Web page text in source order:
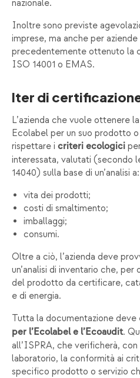
nazionale.
Inoltre sono previste
imprese, ma anche per aziende
precedentemente ottenuto la
ISO 14001 o EMAS.
Iter di
L’azienda che vuole ottenere
Ecolabel per un suo prodotto
rispettare i criteri ecologici
interessata, valutati (secondo
14040) sulla base di un’analisi a:
vita dei prodotti;
costi di smaltimento;
imballaggi;
consumi.
Oltre a ciò, l’azienda deve
un’analisi di inventario che,
del prodotto da certificare,
e di energia.
Tutta la documentazione deve
per l’Ecolabel e l’Ecoaudit.
all’ISPRA, che verificherà,
laboratorio, la conformità ai
specifico prodotto o servizio